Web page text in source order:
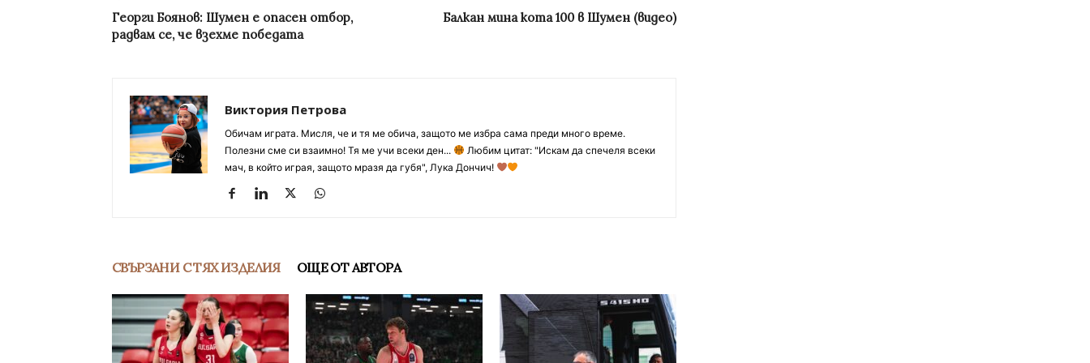
Георги Боянов: Шумен е опасен отбор,
радвам се, че взехме победата
Балкан мина кота 100 в Шумен (видео)
Виктория Петрова
Обичам играта. Мисля, че и тя ме обича, защото ме избра сама преди много време.
Полезни сме си взаимно! Тя ме учи всеки ден...
Любим цитат: "Искам да спечеля всеки
мач, в който играя, защото мразя да губя", Лука Дончич!
СВЪРЗАНИ С ТЯХ ИЗДЕЛИЯ ОЩЕ ОТ АВТОРА